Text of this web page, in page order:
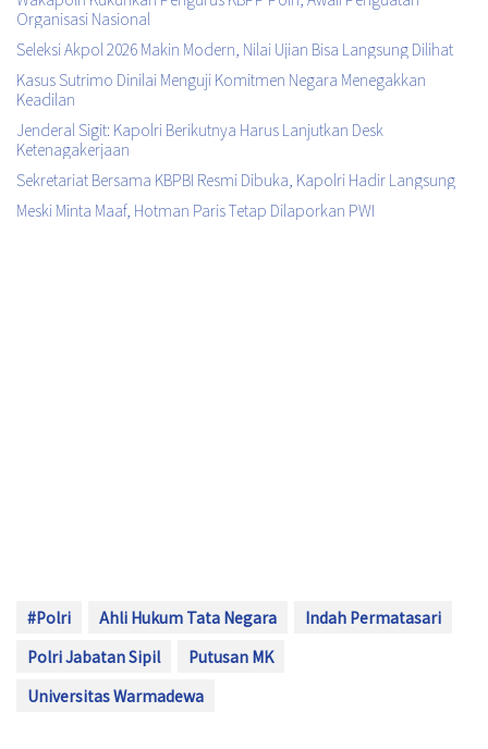
Organisasi Nasional
Seleksi Akpol 2026 Makin Modern, Nilai Ujian Bisa Langsung Dilihat
Kasus Sutrimo Dinilai Menguji Komitmen Negara Menegakkan
Keadilan
Jenderal Sigit: Kapolri Berikutnya Harus Lanjutkan Desk
Ketenagakerjaan
Sekretariat Bersama KBPBI Resmi Dibuka, Kapolri Hadir Langsung
Meski Minta Maaf, Hotman Paris Tetap Dilaporkan PWI
#Polri Ahli Hukum Tata Negara
Indah Permatasari
Polri Jabatan Sipil
Putusan MK
Universitas Warmadewa